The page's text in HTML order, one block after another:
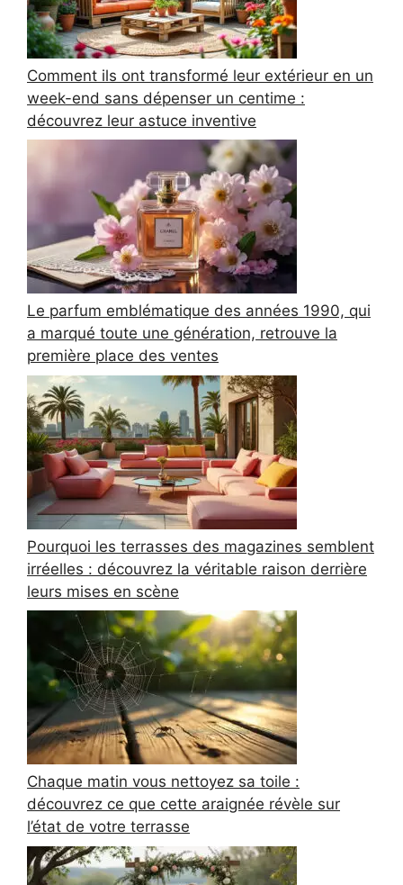
Comment ils ont transformé leur extérieur en un
week-end sans dépenser un centime :
découvrez leur astuce inventive
Le parfum emblématique des années 1990, qui
a marqué toute une génération, retrouve la
première place des ventes
Pourquoi les terrasses des magazines semblent
irréelles : découvrez la véritable raison derrière
leurs mises en scène
Chaque matin vous nettoyez sa toile :
découvrez ce que cette araignée révèle sur
l’état de votre terrasse